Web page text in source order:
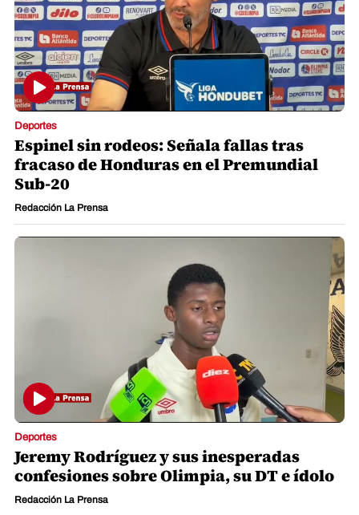
Deportes
Espinel sin rodeos: Señala fallas tras
fracaso de Honduras en el Premundial
Sub-20
Redacción La Prensa
Deportes
Jeremy Rodríguez y sus inesperadas
confesiones sobre Olimpia, su DT e ídolo
Redacción La Prensa